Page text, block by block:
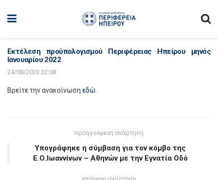
Εκτέλεση προϋπολογισμού Περιφέρειας Ηπείρου μηνός
Ιανουαρίου 2022
24/08/2023 22:08
Βρείτε την ανακοίνωση εδώ
προηγούμενη ανάρτηση
Υπογράφηκε η σύμβαση για τον κόμβο της
Ε.Ο.Ιωαννίνων – Αθηνών με την Εγνατία Οδό